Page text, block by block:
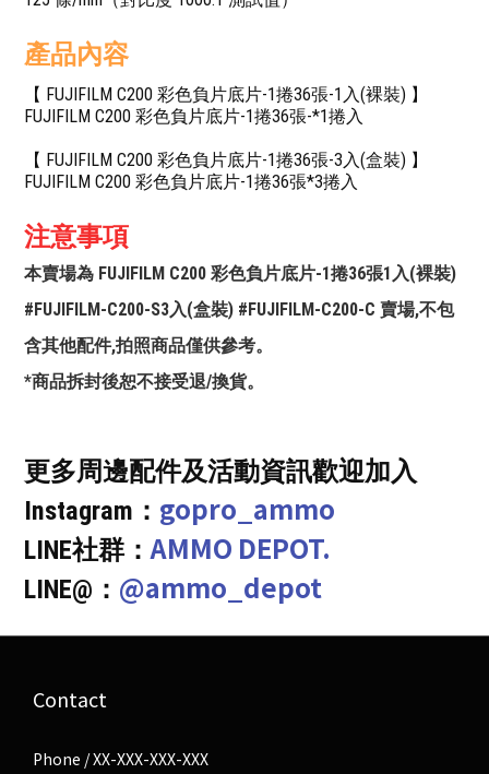
產品內容
【 FUJIFILM C200 彩色負片底片-1捲36張-1入(裸裝) 】
FUJIFILM C200 彩色負片底片-1捲36張-*1捲入
【 FUJIFILM C200 彩色負片底片-1捲36張-3入(盒裝) 】
FUJIFILM C200 彩色負片底片-1捲36張*3捲入
注意事項
本賣場為 FUJIFILM C200 彩色負片底片-1捲36張1入(裸裝)
#FUJIFILM-C200-S3入(盒裝) #FUJIFILM-C200-C 賣場,不包
含其他配件,拍照商品僅供參考。
*商品拆封後恕不接受退/換貨。
更多周邊配件及活動資訊歡迎加入
Instagram： gopro_ammo
LINE社群：AMMO DEPOT.
LINE@： @ammo_depot
Contact
Phone / XX-XXX-XXX-XXX